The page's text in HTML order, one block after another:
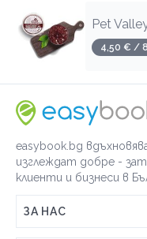
6,80
Pet
4,50 € /
easybook.bg
изглеждат добре -
клиенти и бизнеси в
ЗА НАС